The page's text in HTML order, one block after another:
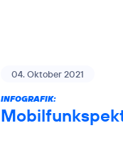
04. Oktober 2021
INFOGRAFIK: